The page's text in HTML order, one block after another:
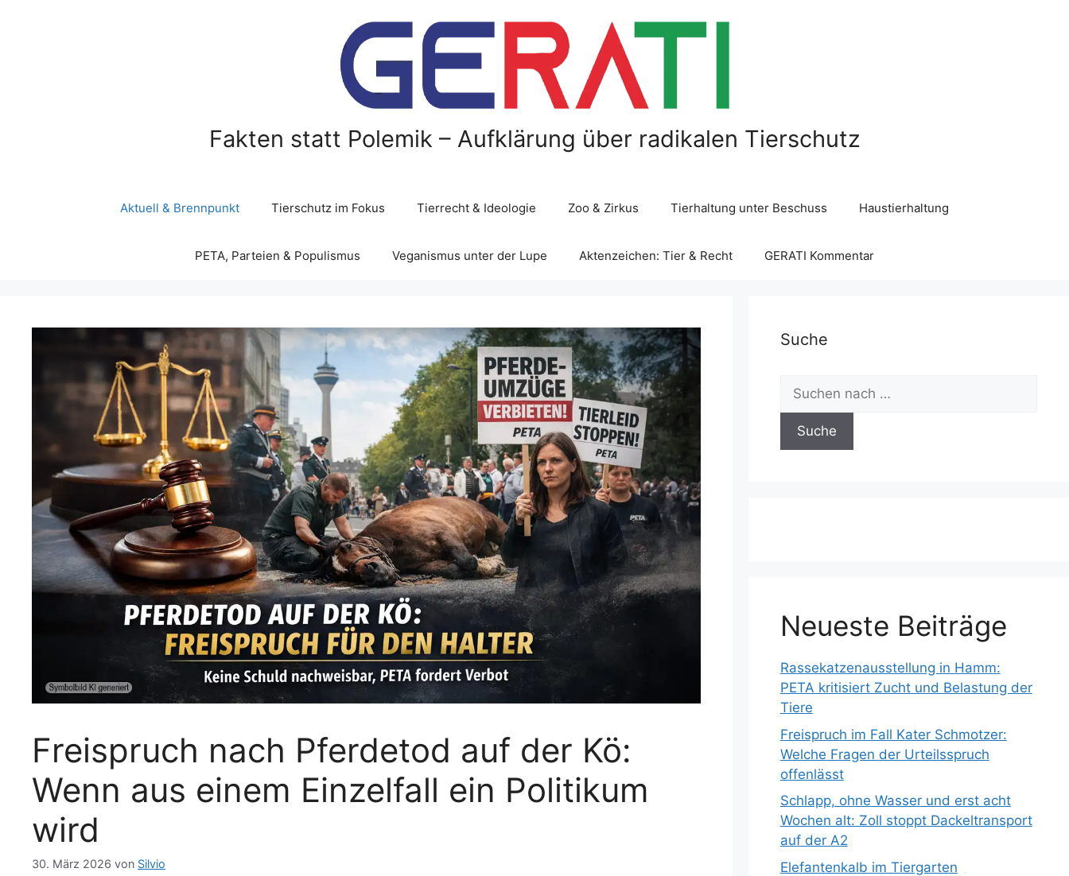
Fakten statt Polemik – Aufklärung über radikalen Tierschutz
Aktuell & Brennpunkt Tierschutz im Fokus Tierrecht & Ideologie Zoo & Zirkus Tierhaltung unter Beschuss Haustierhaltung
PETA, Parteien & Populismus Veganismus unter der Lupe Aktenzeichen: Tier & Recht GERATI Kommentar
Freispruch nach Pferdetod auf der Kö:
Wenn aus einem Einzelfall ein Politikum
wird
30. März 2026 von Silvio
Suche
Suchen
nach:
Neueste Beiträge
Rassekatzenausstellung in Hamm:
PETA kritisiert Zucht und Belastung der
Tiere
Freispruch im Fall Kater Schmotzer:
Welche Fragen der Urteilsspruch
offenlässt
Schlapp, ohne Wasser und erst acht
Wochen alt: Zoll stoppt Dackeltransport
auf der A2
Elefantenkalb im Tiergarten